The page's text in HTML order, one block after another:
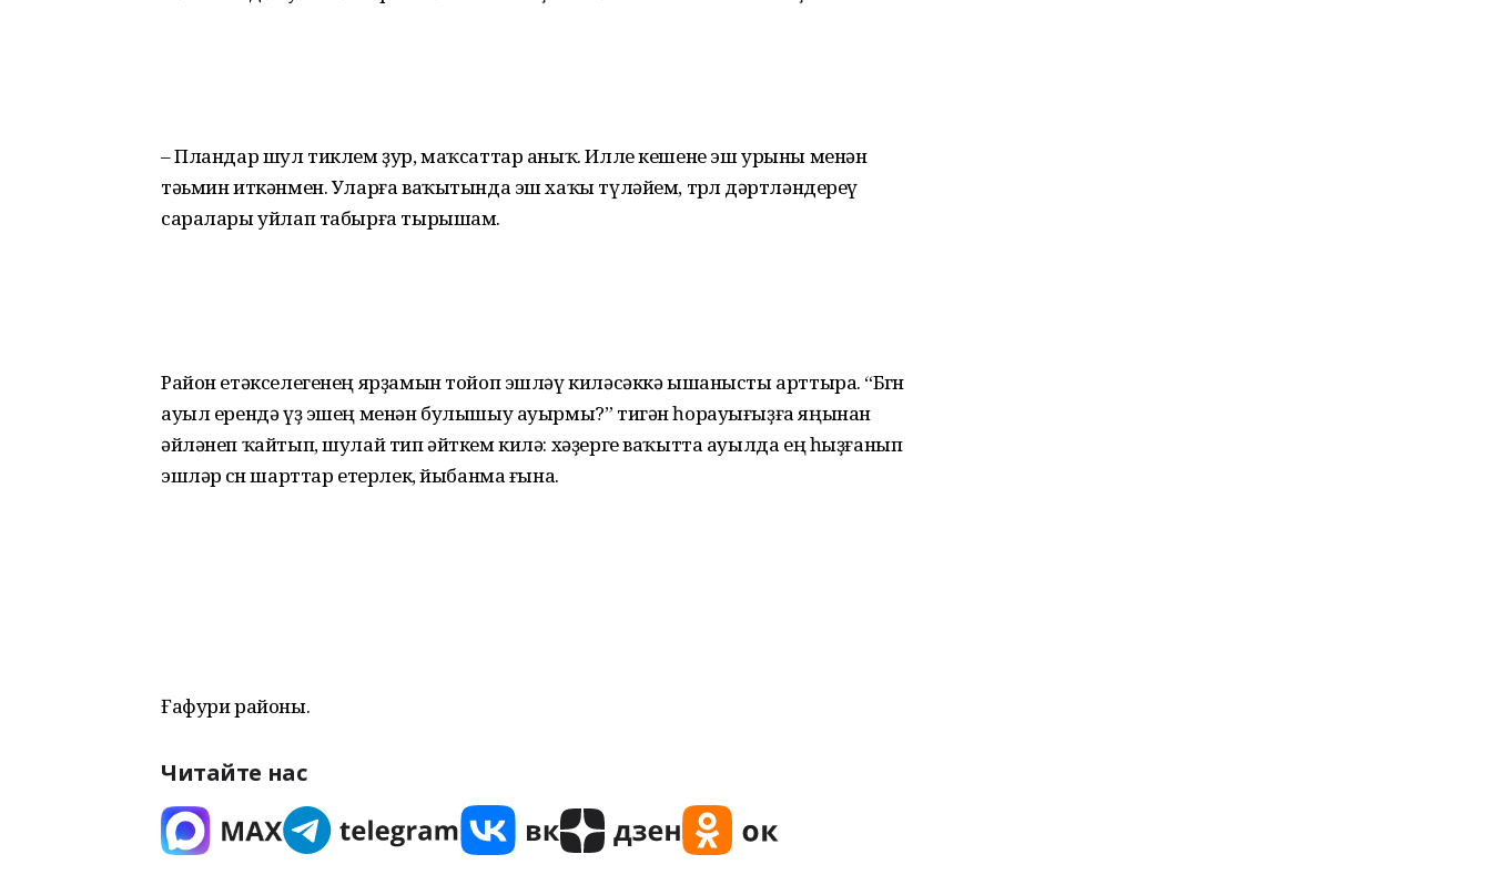
– Пландар шул тиклем ҙур, маҡсаттар аныҡ. Илле кешене эш урыны менән
тәьмин иткәнмен. Уларға ваҡытында эш хаҡы түләйем, төрлө дәртләндереү
саралары уйлап табырға тырышам.
Район етәкселегенең ярҙамын тойоп эшләү киләсәккә ышанысты арттыра. “Бөгөн
ауыл ерендә үҙ эшең менән булышыу ауырмы?” тигән һорауығыҙға яңынан
әйләнеп ҡайтып, шулай тип әйткем килә: хәҙерге ваҡытта ауылда ең һыҙғанып
эшләр өсөн шарттар етерлек, йыбанма ғына.
Ғафури районы.
Читайте нас